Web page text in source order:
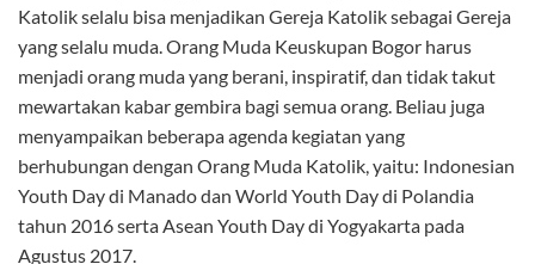
Katolik selalu bisa menjadikan Gereja Katolik sebagai Gereja
yang selalu muda. Orang Muda Keuskupan Bogor harus
menjadi orang muda yang berani, inspiratif, dan tidak takut
mewartakan kabar gembira bagi semua orang. Beliau juga
menyampaikan beberapa agenda kegiatan yang
berhubungan dengan Orang Muda Katolik, yaitu: Indonesian
Youth Day di Manado dan World Youth Day di Polandia
tahun 2016 serta Asean Youth Day di Yogyakarta pada
Agustus 2017.